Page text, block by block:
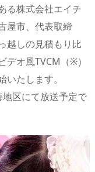
n
d
ro
p.
io
る株式会社エイチ
屋市、代表取締
越しの見積もり比
デオ風TVCM（※）
たします。
区にて放送予定で